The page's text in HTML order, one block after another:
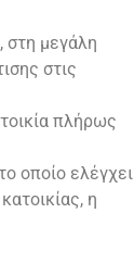
στη μεγάλη
στις
πλήρως
οποίο ελέγχει
η